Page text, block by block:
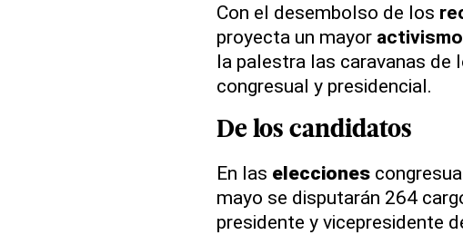
Con el desembolso de los
proyecta un mayor activismo
la palestra las caravanas de
congresual y presidencial.
De los candidatos
En las elecciones
mayo se disputarán 264
presidente y vicepresidente